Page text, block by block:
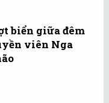
biển giữa đêm
viên Nga